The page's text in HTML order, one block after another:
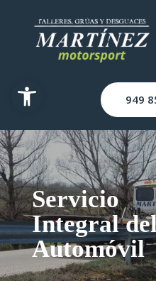
Abrir barra de herramientas
949
Servicio
Integral
Automóvil